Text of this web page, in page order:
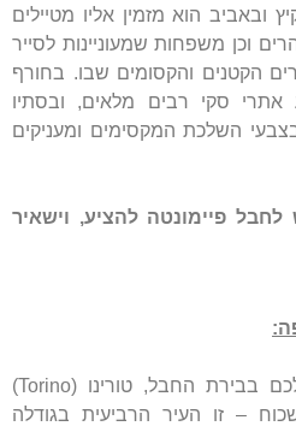
ובאביב הוא מזמין אליו מטיילים
וכן משפחות שמעוניינות לסייר
הקטנים והקסומים שבו. בחורף
אתרי סקי רבים מלאים, ובסתיו
השלכת המקסימים ומעניקים
פיימונטה להציע, וישאיר
את קבלת הפנים שתחכה לכם בבירת החבל, טורינו (Torino)
– זו העיר הרביעית בגודלה